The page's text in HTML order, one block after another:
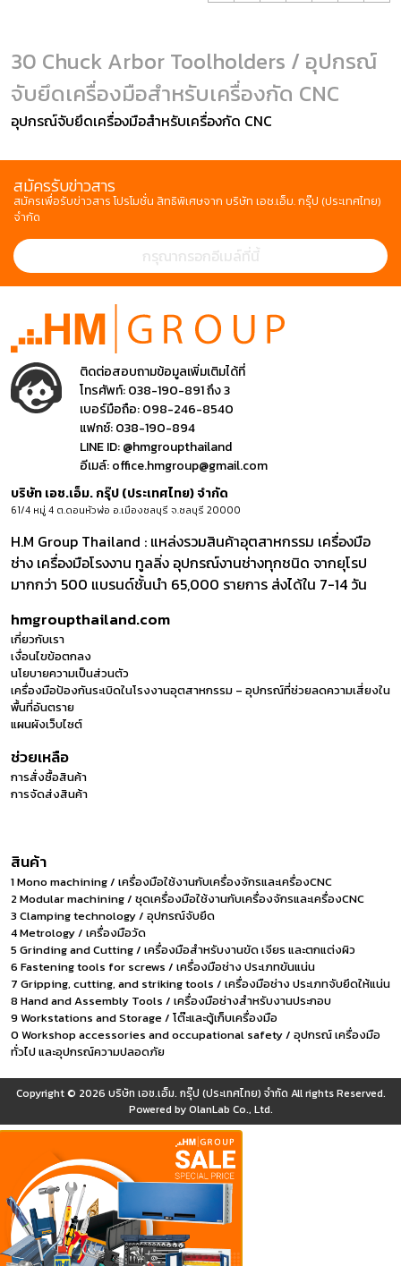
30 Chuck Arbor Toolholders / อุปกรณ์
จับยึดเครื่องมือสำหรับเครื่องกัด CNC
อุปกรณ์จับยึดเครื่องมือสำหรับเครื่องกัด CNC
สมัครรับข่าวสาร
สมัครเพื่อรับข่าวสาร โปรโมชั่น สิทธิพิเศษจาก บริษัท เอช.เอ็ม. กรุ๊ป (ประเทศไทย)
จำกัด
ติดต่อสอบถามข้อมูลเพิ่มเติมได้ที่
โทรศัพท์:038-190-891 ถึง 3
เบอร์มือถือ:098-246-8540
แฟกซ์:038-190-894
LINE ID:@hmgroupthailand
อีเมล์:office.hmgroup@gmail.com
บริษัท เอช.เอ็ม. กรุ๊ป (ประเทศไทย) จำกัด
61/4 หมู่ 4 ต.ดอนหัวฬ่อ อ.เมืองชลบุรี จ.ชลบุรี 20000
H.M Group Thailand : แหล่งรวมสินค้าอุตสาหกรรม เครื่องมือ
ช่าง เครื่องมือโรงงาน ทูลลิ่ง อุปกรณ์งานช่างทุกชนิด จากยุโรป
มากกว่า 500 แบรนด์ชั้นนำ 65,000 รายการ ส่งได้ใน 7-14 วัน
hmgroupthailand.com
เกี่ยวกับเรา
เงื่อนไขข้อตกลง
นโยบายความเป็นส่วนตัว
เครื่องมือป้องกันระเบิดในโรงงานอุตสาหกรรม – อุปกรณ์ที่ช่วยลดความเสี่ยงใน
พื้นที่อันตราย
แผนผังเว็บไซต์
ช่วยเหลือ
การสั่งซื้อสินค้า
การจัดส่งสินค้า
สินค้า
1 Mono machining / เครื่องมือใช้งานกับเครื่องจักรและเครื่องCNC
2 Modular machining / ชุดเครื่องมือใช้งานกับเครื่องจักรและเครื่องCNC
3 Clamping technology / อุปกรณ์จับยึด
4 Metrology / เครื่องมือวัด
5 Grinding and Cutting / เครื่องมือสำหรับงานขัด เจียร และตกแต่งผิว
6 Fastening tools for screws / เครื่องมือช่าง ประเภทขันแน่น
7 Gripping, cutting, and striking tools / เครื่องมือช่าง ประเภทจับยึดให้แน่น
8 Hand and Assembly Tools / เครื่องมือช่างสำหรับงานประกอบ
9 Workstations and Storage / โต๊ะและตู้เก็บเครื่องมือ
0 Workshop accessories and occupational safety / อุปกรณ์ เครื่องมือ
ทั่วไป และอุปกรณ์ความปลอดภัย
Copyright © 2026 บริษัท เอช.เอ็ม. กรุ๊ป (ประเทศไทย) จำกัด All rights Reserved.
Powered byOlanLab Co., Ltd.